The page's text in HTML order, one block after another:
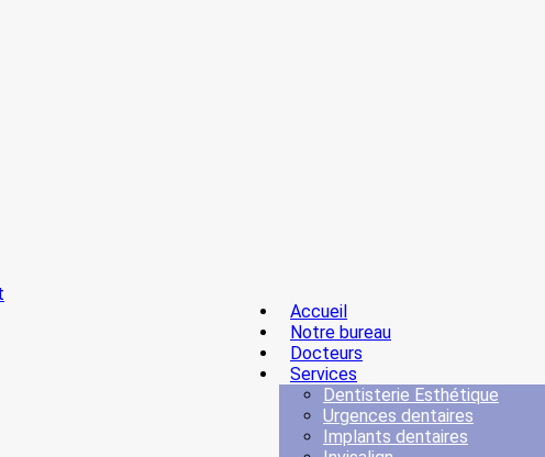
Accueil
Notre bureau
Docteurs
Services
Dentisterie Esthétique
Urgences dentaires
Implants dentaires